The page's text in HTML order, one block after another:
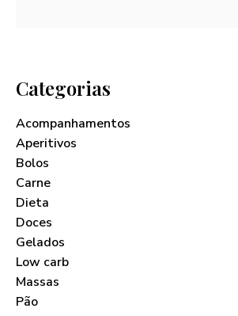
Categorias
Acompanhamentos
Aperitivos
Bolos
Carne
Dieta
Doces
Gelados
Low carb
Massas
Pão